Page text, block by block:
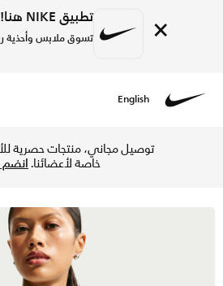
× تطبيق NIKE هنا!
تسوق ملابس وأحذية
English
توصيل مجاني، منتجات حصرية
خاصة لأعضائنا.انضم